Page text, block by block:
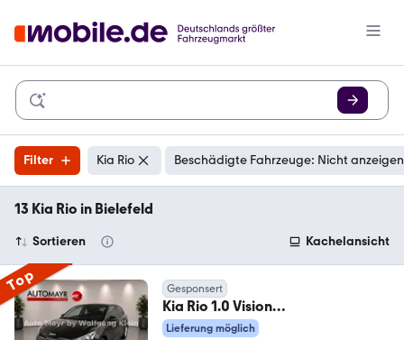
Filter Kia Rio Beschädigte Fahrzeuge: Nicht anzeigen
13 Kia Rio in Bielefeld
Sortieren Kachelansicht
Top Gesponsert
Kia Rio 1.0 Vision
*Navi*DAB*LED*Lenkradheizung*
Lieferung möglich